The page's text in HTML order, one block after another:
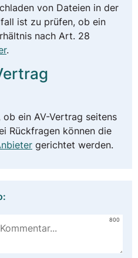
von Dateien in der
ist zu prüfen, ob ein
s nach Art. 28
.
ein AV-Vertrag seitens
Rückfragen können die
gerichtet werden.
800